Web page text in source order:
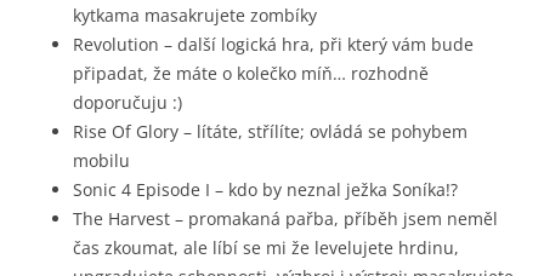
kytkama masakrujete zombíky
Revolution – další logická hra, při který vám bude
připadat, že máte o kolečko míň… rozhodně
doporučuju :)
Rise Of Glory – lítáte, střílíte; ovládá se pohybem
mobilu
Sonic 4 Episode I – kdo by neznal ježka Soníka!?
The Harvest – promakaná pařba, příběh jsem neměl
čas zkoumat, ale líbí se mi že levelujete hrdinu,